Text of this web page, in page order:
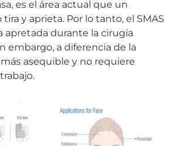
es el área actual que un
y aprieta. Por lo tanto, el SMAS
apretada durante la cirugía
embargo, a diferencia de la
asequible y no requiere